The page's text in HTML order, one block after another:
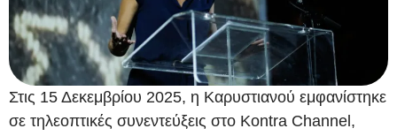
Στις 15 Δεκεμβρίου 2025, η Καρυστιανού εμφανίστηκε
σε τηλεοπτικές συνεντεύξεις στο Kontra Channel,